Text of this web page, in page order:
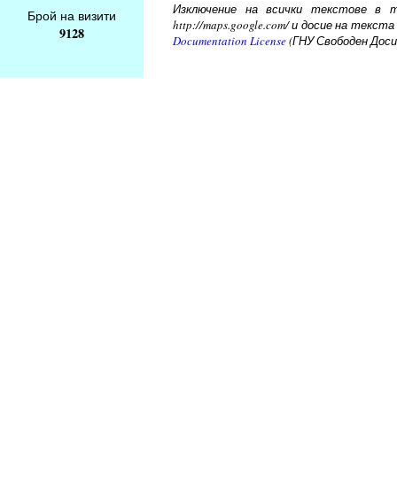
Брой на визити
9128
Изключение на всички текстове в
http://maps.google.com/ и досие на
Documentation License(ГНУ Свободен